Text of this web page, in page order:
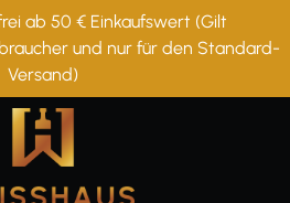
ab 50 € Einkaufswert (Gilt
und nur für den Standard-
Versand)